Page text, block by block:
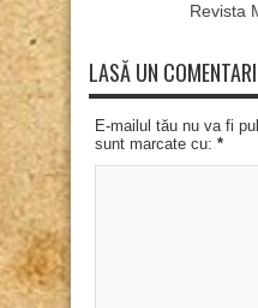
Revista
LASĂ UN
E-mailul tău nu va fi
sunt marcate cu: *